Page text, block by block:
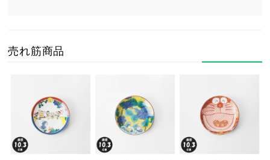
売れ筋商品